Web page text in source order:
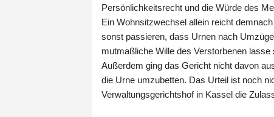
Persönlichkeitsrecht und die Würde des
Ein Wohnsitzwechsel allein reicht
sonst passieren, dass Urnen nach
mutmaßliche Wille des Verstorbenen
Außerdem ging das Gericht nicht davon
die Urne umzubetten. Das Urteil ist noch
Verwaltungsgerichtshof in Kassel die